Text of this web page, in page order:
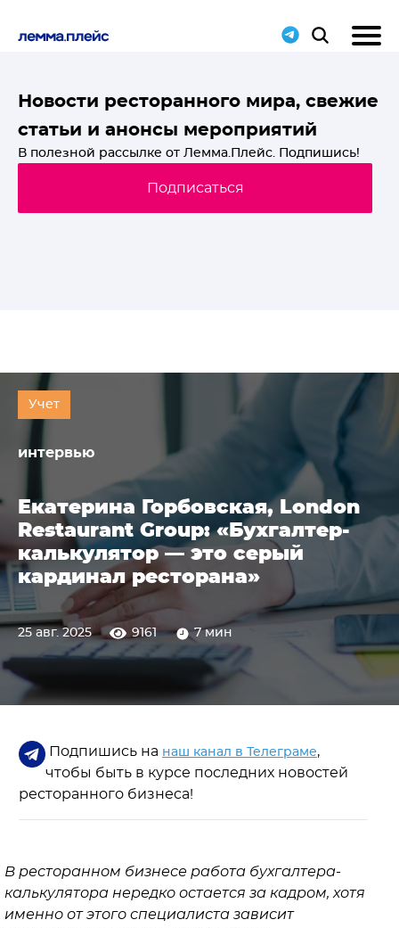
Новости ресторанного мира, свежие
статьи и анонсы мероприятий
В полезной рассылке от Лемма.Плейс. Подпишись!
Подписаться
Учет
интервью
Екатерина Горбовская, London
Restaurant Group: «Бухгалтер-
калькулятор — это серый
кардинал ресторана»
25 авг. 2025 9161 7 мин
Подпишись на наш канал в Телеграме,
чтобы быть в курсе последних новостей
ресторанного бизнеса!
В ресторанном бизнесе работа бухгалтера-
калькулятора нередко остается за кадром, хотя
именно от этого специалиста зависит